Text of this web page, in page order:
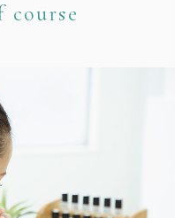
course